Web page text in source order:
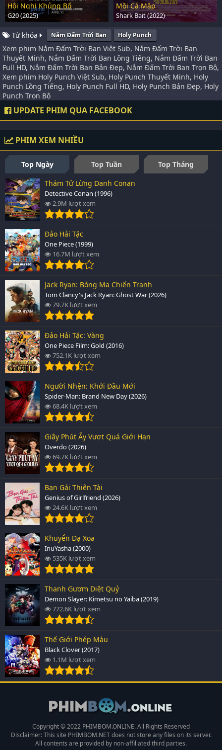
Hội Nghị Khủng Bố
G20 (2025)
Mồi Cá Mập
Shark Bait (2022)
Từ khóa Nắm Đấm Trời Ban Holy Punch
Xem phim Nắm Đấm Trời Ban Việt Sub, Nắm Đấm Trời Ban
Thuyết Minh, Nắm Đấm Trời Ban Lồng Tiếng, Nắm Đấm Trời Ban
Full HD, Nắm Đấm Trời Ban Bản Đẹp, Nắm Đấm Trời Ban Trọn Bộ,
Xem phim Holy Punch Việt Sub, Holy Punch Thuyết Minh, Holy
Punch Lồng Tiếng, Holy Punch Full HD, Holy Punch Bản Đẹp, Holy
Punch Trọn Bộ
UPDATE PHIM QUA FACEBOOK
PHIM XEM NHIỀU
Top Ngày Top Tuần
Top Tháng
Thám Tử Lừng Danh Conan
Detective Conan (1996)
2.9M lượt xem
Đảo Hải Tặc
One Piece (1999)
16.7M lượt xem
Jack Ryan: Bóng Ma Chiến Tranh
Tom Clancy's Jack Ryan: Ghost War (2026)
79.7K lượt xem
Đảo Hải Tặc: Vàng
One Piece Film: Gold (2016)
752.1K lượt xem
Người Nhện: Khởi Đầu Mới
Spider-Man: Brand New Day (2026)
68.4K lượt xem
Giây Phút Ấy Vượt Quá Giới Hạn
Overdo (2026)
69.7K lượt xem
Bạn Gái Thiên Tài
Genius of Girlfriend (2026)
24.6K lượt xem
Khuyển Dạ Xoa
InuYasha (2000)
535K lượt xem
Thanh Gươm Diệt Quỷ
Demon Slayer: Kimetsu no Yaiba (2019)
772.6K lượt xem
Thế Giới Phép Màu
Black Clover (2017)
1.1M lượt xem
Copyright © 2022 PHIMBOM.ONLINE. All Rights Reserved
Disclaimer: This site PHIMBOM.NETdoes not store any files on its server.
All contents are provided by non-affiliated third parties.